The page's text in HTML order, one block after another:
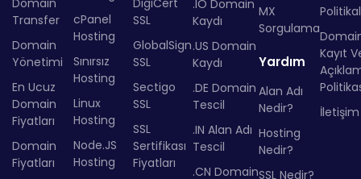
Domain
Transfer
Domain
Yönetimi
En Ucuz
Domain
Fiyatları
Domain
Fiyatları
cPanel
Hosting
Sınırsız
Hosting
Linux
Hosting
Node.JS
Hosting
DigiCert
SSL
GlobalSign
SSL
Sectigo
SSL
SSL
Sertifikası
Fiyatları
.IO Domain
Kaydı
.US Domain
Kaydı
.DE Domain
Tescil
.IN Alan Adı
Tescil
.CN Domain
MX
Sorgulama
Yardım
Alan Adı
Nedir?
Hosting
Nedir?
SSL Nedir?
Kayıt
İletişim